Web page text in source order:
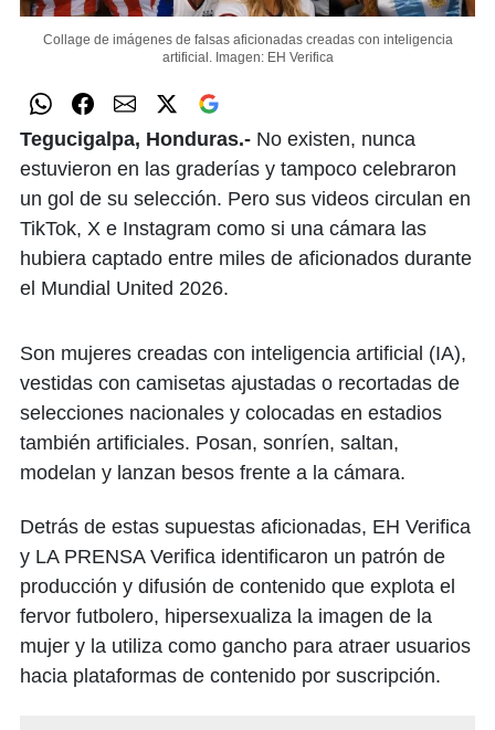
Collage de imágenes de falsas aficionadas creadas con inteligencia
artificial. Imagen: EH Verifica
Tegucigalpa, Honduras.- No existen, nunca
estuvieron en las graderías y tampoco celebraron
un gol de su selección. Pero sus videos circulan en
TikTok, X e Instagram como si una cámara las
hubiera captado entre miles de aficionados durante
el Mundial United 2026.
Son mujeres creadas con inteligencia artificial (IA),
vestidas con camisetas ajustadas o recortadas de
selecciones nacionales y colocadas en estadios
también artificiales. Posan, sonríen, saltan,
modelan y lanzan besos frente a la cámara.
Detrás de estas supuestas aficionadas, EH Verifica
y LA PRENSA Verifica identificaron un patrón de
producción y difusión de contenido que explota el
fervor futbolero, hipersexualiza la imagen de la
mujer y la utiliza como gancho para atraer usuarios
hacia plataformas de contenido por suscripción.